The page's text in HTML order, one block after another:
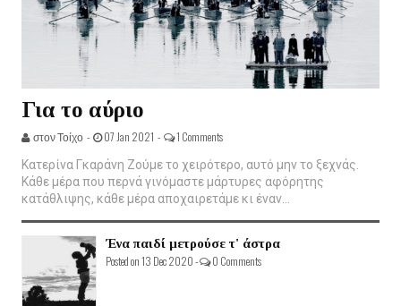
Για το αύριο
στον Τοίχο - 07 Jan 2021 - 1 Comments
Κατερίνα Γκαράνη Ζούμε το χειρότερο, αυτό μην το ξεχνάς.
Κάθε μέρα που περνά γινόμαστε μάρτυρες αφόρητης
κατάθλιψης, κάθε μέρα αποχαιρετάμε κι έναν...
Ένα παιδί μετρούσε τ' άστρα
Posted on 13 Dec 2020 - 0 Comments